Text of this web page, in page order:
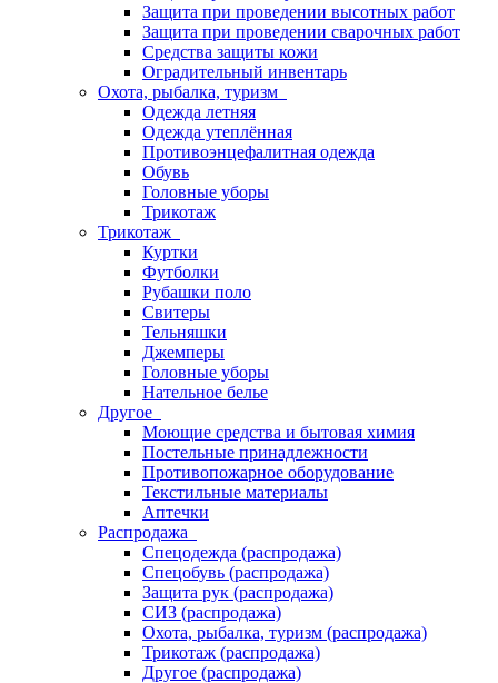
Защита при проведении высотных работ
Защита при проведении сварочных работ
Средства защиты кожи
Оградительный инвентарь
Охота, рыбалка, туризм
Одежда летняя
Одежда утеплённая
Противоэнцефалитная одежда
Обувь
Головные уборы
Трикотаж
Трикотаж
Куртки
Футболки
Рубашки поло
Свитеры
Тельняшки
Джемперы
Головные уборы
Нательное белье
Другое
Моющие средства и бытовая химия
Постельные принадлежности
Противопожарное оборудование
Текстильные материалы
Аптечки
Распродажа
Спецодежда (распродажа)
Спецобувь (распродажа)
Защита рук (распродажа)
СИЗ (распродажа)
Охота, рыбалка, туризм (распродажа)
Трикотаж (распродажа)
Другое (распродажа)